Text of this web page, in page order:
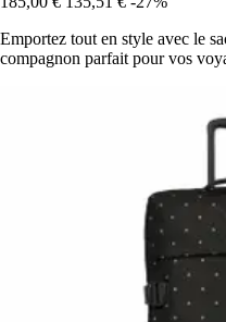
Emportez tout en style avec le
compagnon parfait pour vos